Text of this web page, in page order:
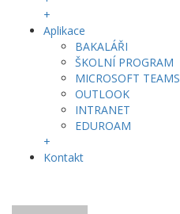
+
Aplikace
BAKALÁŘI
ŠKOLNÍ PROGRAM
MICROSOFT TEAMS
OUTLOOK
INTRANET
EDUROAM
+
Kontakt